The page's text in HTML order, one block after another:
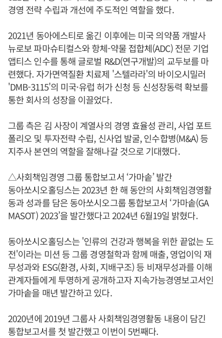
경영 전략 수립과 개선에 주도적인 역할을 했다.
2021년 동아에스티로 옮긴 이후에는 미국 의약품 개발사
뉴로보 파마슈티컬스와 항체-약물 접합체(ADC) 전문 기업
앱티스 인수를 통해 글로벌 R&D(연구개발)의 교두보를 마
련했다. 자가면역질환 치료제 '스텔라라'의 바이오시밀러
'DMB-3115'의 미국·유럽 허가 신청 등 신성장동력 확보를
통한 회사의 성장을 이끌었다.
그룹 측은 김 사장이 계열사의 경영 효율성 관리, 사업 포트
폴리오 및 투자전략 수립, 신사업 발굴, 인수합병(M&A) 등
지주사 본연의 역할을 잘해나갈 것으로 기대했다.
△사회책임경영 그룹 통합보고서 ‘가마솥’ 발간
동아쏘시오홀딩스는 2023년 한 해 동안의 사회책임경영활
동과 성과를 담은 동아쏘시오그룹 통합보고서 ‘가마솥(GA
MASOT) 2023’을 발간했다고 2024년 6월19일 밝혔다.
동아쏘시오홀딩스는 '인류의 건강과 행복을 위한 끝없는 도
전'이라는 미션 등 그룹 경영철학과 함께 매출, 영업이익 재
무성과와 ESG(환경, 사회, 지배구조) 등 비재무성과를 이해
관계자들에게 투명하게 공개하고자 지속가능경영보고서인
가마솥을 매년 발간하고 있다.
2020년에 2019년 그룹사 사회책임경영활동 내용이 담긴
통합보고서를 첫 발간했고 이번이 5번째다.